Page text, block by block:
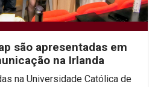
são apresentadas em
na Irlanda
na Universidade Católica de